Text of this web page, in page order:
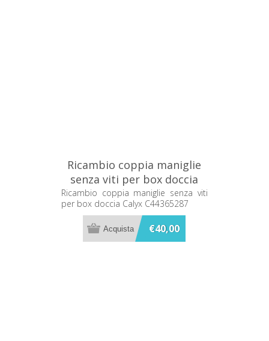
Ricambio coppia maniglie
senza viti per box doccia
Calyx C44365287
Ricambio coppia maniglie senza viti
per box doccia Calyx C44365287
€40,00